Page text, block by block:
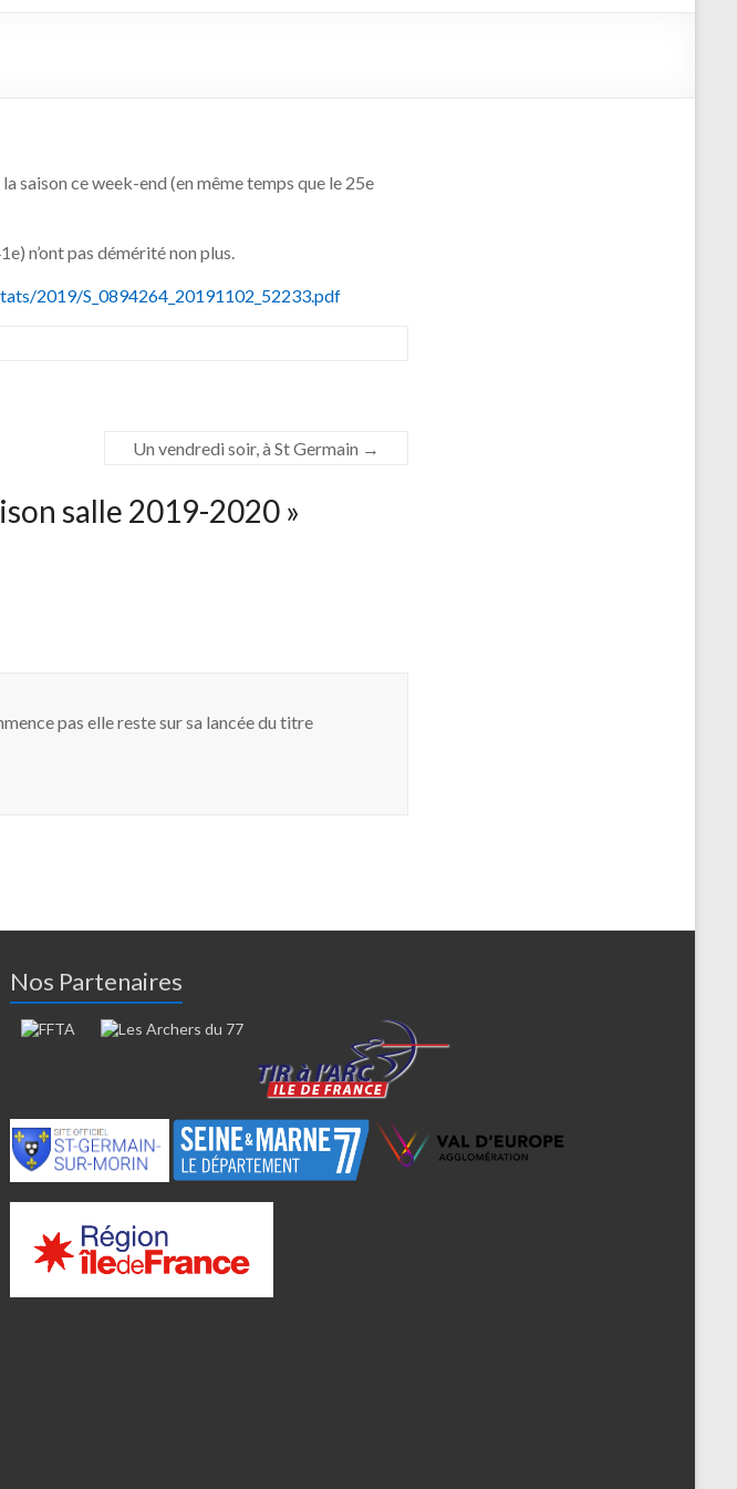
saison ce week-end (en même temps que le 25e
n’ont pas démérité non plus.
2019/S_0894264_20191102_52233.pdf
Un vendredi soir, à St Germain →
salle 2019-2020 »
pas elle reste sur sa lancée du titre
Nos Partenaires